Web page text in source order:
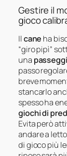
Gestire il
gioco
Ilcane ha
“giro pipì”
una
passo
breve
stancarlo
spesso ha
giochi di
Evita però
andare a
di gioco più